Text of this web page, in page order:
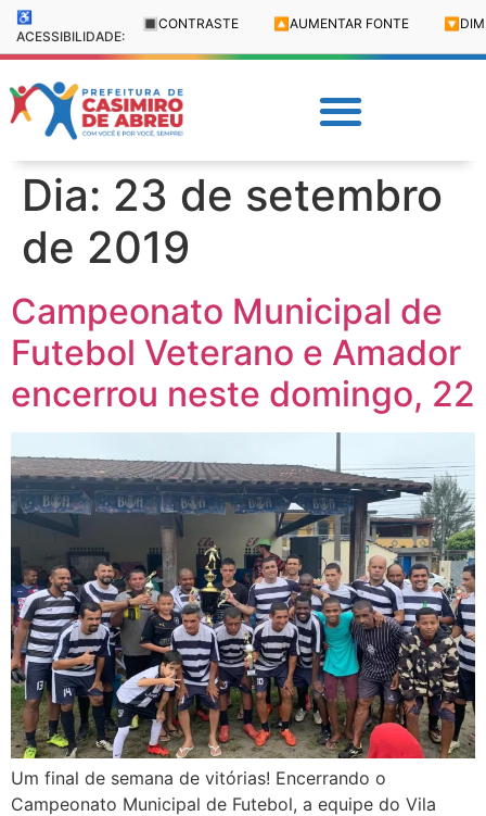
♿
ACESSIBILIDADE:
🔳 CONTRASTE 🔼 AUMENTAR FONTE 🔽
Dia: 23 de setembro
de 2019
Campeonato Municipal de
Futebol Veterano e Amador
encerrou neste domingo, 22
Um final de semana de vitórias! Encerrando o
Campeonato Municipal de Futebol, a equipe do Vila